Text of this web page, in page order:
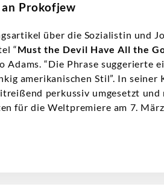
Prokofjew
über die Sozialistin und
“Must the Devil Have All the
“Die Phrase suggerierte
amerikanischen Stil”. In
perkussiv umgesetzt und
für die Weltpremiere am 7.